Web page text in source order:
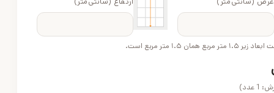
همان ۱.۵ متر مربع است.
1عدد)